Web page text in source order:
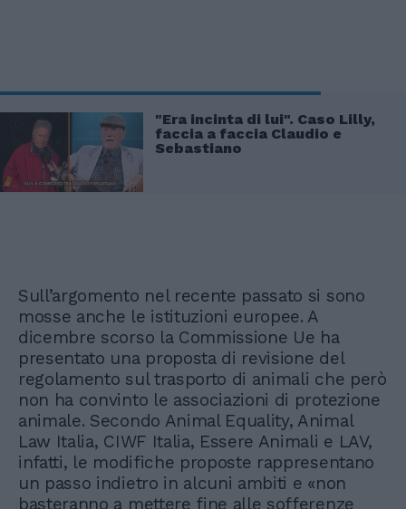
"Era incinta di lui". Caso Lilly,
faccia a faccia Claudio e
Sebastiano
Sull’argomento nel recente passato si sono
mosse anche le istituzioni europee. A
dicembre scorso la Commissione Ue ha
presentato una proposta di revisione del
regolamento sul trasporto di animali che però
non ha convinto le associazioni di protezione
animale. Secondo Animal Equality, Animal
Law Italia, CIWF Italia, Essere Animali e LAV,
infatti, le modifiche proposte rappresentano
un passo indietro in alcuni ambiti e «non
basteranno a mettere fine alle sofferenze